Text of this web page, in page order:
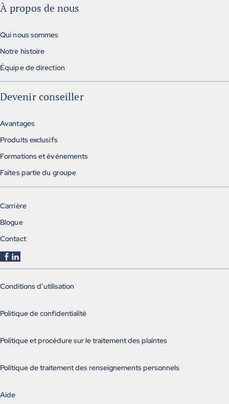
Solutions exclusives
À propos de nous
Qui nous sommes
Notre histoire
Équipe de direction
Devenir conseiller
Avantages
Produits exclusifs
Formations et événements
Faites partie du groupe
Carrière
Blogue
Contact
Conditions d’utilisation
Politique de confidentialité
Politique et procédure sur le traitement des plaintes
Politique de traitement des renseignements personnels
Aide